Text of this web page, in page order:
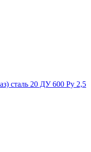
сталь 20 ДУ 600 Ру 2,5